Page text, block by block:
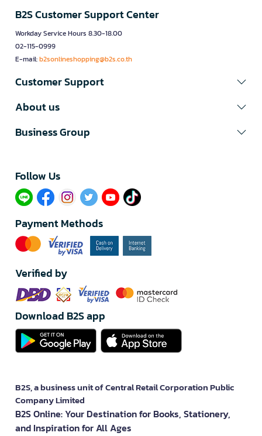
B2S Customer Support Center
Workday Service Hours 8.30-18.00
02-115-0999
E-mail:b2sonlineshopping@b2s.co.th
Customer Support
About us
Business Group
Follow Us​
Payment Methods
Verified by
Download B2S app
B2S, a business unit of Central Retail Corporation Public
Company Limited
B2S Online: Your Destination for Books, Stationery,
and Inspiration for All Ages